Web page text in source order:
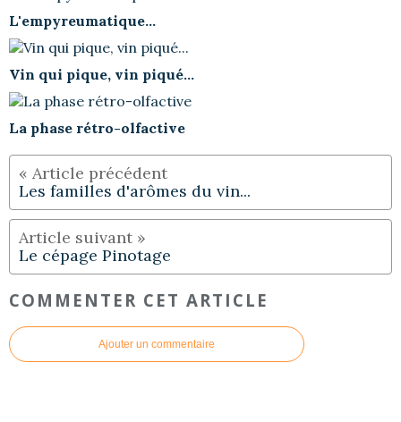
L'empyreumatique...
Vin qui pique, vin piqué...
La phase rétro-olfactive
Les familles d'arômes du vin...
Le cépage Pinotage
COMMENTER CET ARTICLE
Ajouter un commentaire